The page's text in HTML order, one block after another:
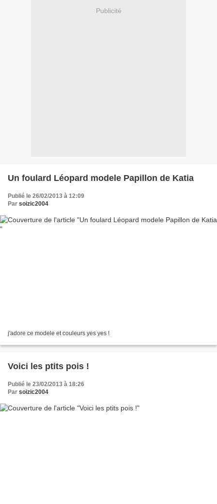
Publicité
Un foulard Léopard modele Papillon de Katia
Publié le 26/02/2013 à 12:09
Par soizic2004
j'adore ce modele et couleurs yes yes !
Voici les ptits pois !
Publié le 23/02/2013 à 18:26
Par soizic2004